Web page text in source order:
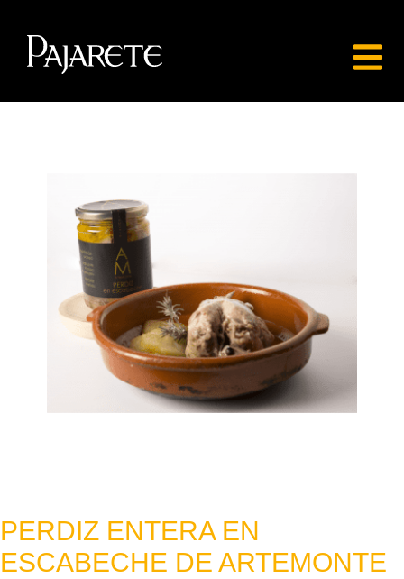
PERDIZ ENTERA EN
ESCABECHE DE ARTEMONTE